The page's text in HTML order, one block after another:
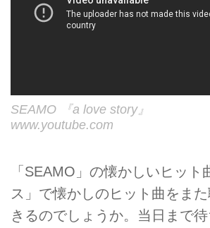
SEAMO 『a love story』
www.youtube.com
「SEAMO」の懐かしいヒット
ス」で懐かしのヒット曲をま
きるのでしょうか。当日まで